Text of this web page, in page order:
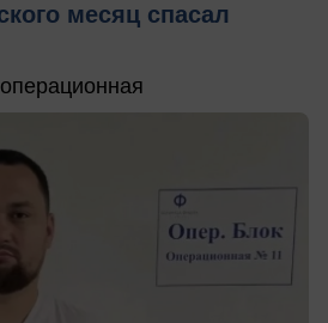
месяц спасал